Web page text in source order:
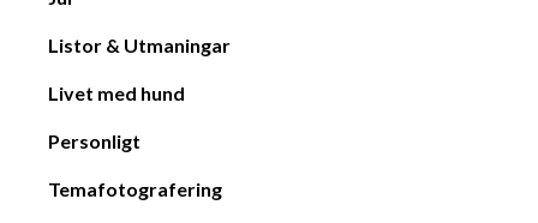
Listor & Utmaningar
Livet med hund
Personligt
Temafotografering